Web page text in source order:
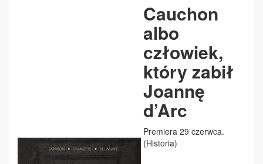
Cauchon
albo
człowiek,
który zabił
Joannę
d’Arc
Premiera 29 czerwca.
(Historia)